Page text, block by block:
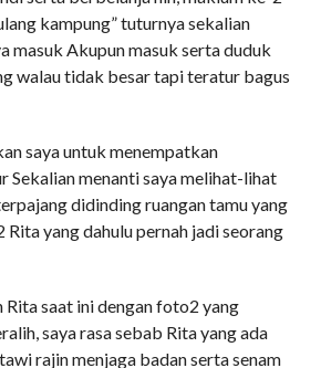
kampung” tuturnya sekalian
masuk Akupun masuk serta duduk
walau tidak besar tapi teratur bagus
saya untuk menempatkan
Sekalian menanti saya melihat-lihat
didinding ruangan tamu yang
yang dahulu pernah jadi seorang
saat ini dengan foto2 yang
saya rasa sebab Rita yang ada
rajin menjaga badan serta senam